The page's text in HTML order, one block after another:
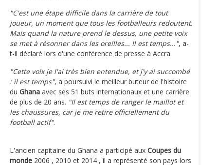
"C'est une étape difficile dans la carrière de tout
joueur, un moment que tous les footballeurs redoutent.
Mais quand la nature prend le dessus, une petite voix
se met à résonner dans les oreilles... Il est temps...", a-
t-il déclaré lors d'une conférence de presse à Accra.
"Cette voix je l'ai très bien entendue, et j'y ai succombé
: il est temps", a poursuivi le meilleur buteur de l'histoire
du Ghana avec ses 51 buts internationaux et une carrière
de plus de 20 ans. "Il est temps de ranger le maillot et
les chaussures, car je me retire officiellement du
football actif".
L'ancien capitaine du Ghana a participé aux Coupes du
monde 2006 , 2010 et 2014 , il a représenté son pays lors